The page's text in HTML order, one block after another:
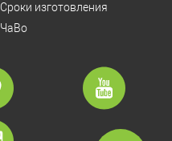
Сроки изготовления
ЧаВо